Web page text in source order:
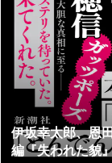
伊坂幸太郎、恩
編『失われた貌